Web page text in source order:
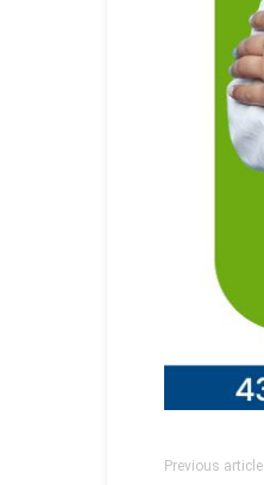
Previous article